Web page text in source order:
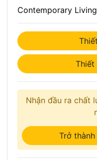
Contemporary
Thiết
Nhận đầu ra chất
Trở thành